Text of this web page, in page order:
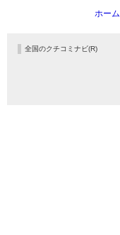
ホーム
全国のクチコミナビ(R)